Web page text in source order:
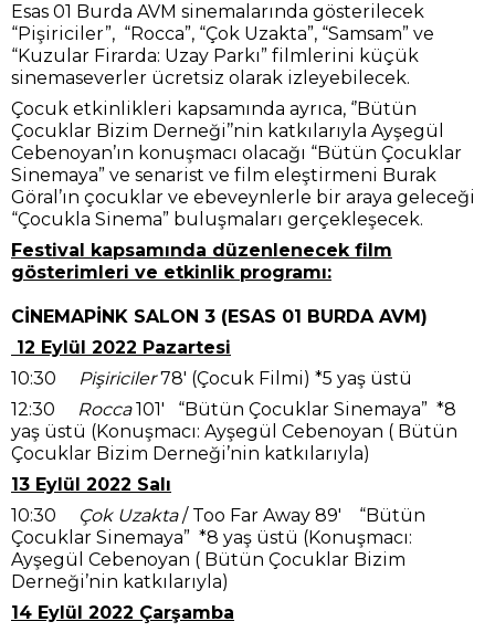
Esas 01 Burda AVM sinemalarında gösterilecek
“Pişiriciler”, “Rocca”, “Çok Uzakta”, “Samsam” ve
“Kuzular Firarda: Uzay Parkı” filmlerini küçük
sinemaseverler ücretsiz olarak izleyebilecek.
Çocuk etkinlikleri kapsamında ayrıca, ‘’Bütün
Çocuklar Bizim Derneği’’nin katkılarıyla Ayşegül
Cebenoyan’ın konuşmacı olacağı “Bütün Çocuklar
Sinemaya” ve senarist ve film eleştirmeni Burak
Göral’ın çocuklar ve ebeveynlerle bir araya geleceği
“Çocukla Sinema” buluşmaları gerçekleşecek.
Festival kapsamında düzenlenecek film
gösterimleri ve etkinlik programı:
CİNEMAPİNK SALON 3 (ESAS 01 BURDA AVM)
12 Eylül 2022 Pazartesi
10:30
Pişiriciler78′ (Çocuk Filmi) *5 yaş üstü
12:30
Rocca101′ “Bütün Çocuklar Sinemaya” *8
yaş üstü (Konuşmacı: Ayşegül Cebenoyan ( Bütün
Çocuklar Bizim Derneği’nin katkılarıyla)
13 Eylül 2022 Salı
10:30
Çok Uzakta/ Too Far Away 89′ “Bütün
Çocuklar Sinemaya” *8 yaş üstü (Konuşmacı:
Ayşegül Cebenoyan ( Bütün Çocuklar Bizim
Derneği’nin katkılarıyla)
14 Eylül 2022 Çarşamba